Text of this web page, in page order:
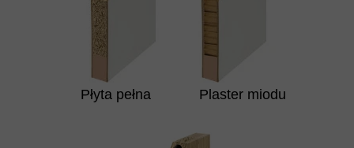
Płyta pełna Plaster miodu